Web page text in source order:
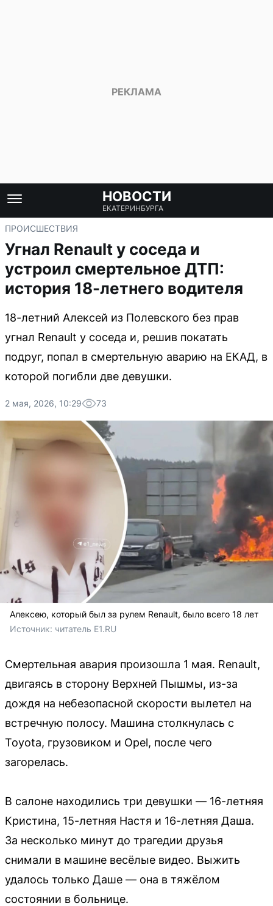
НОВОСТИ
ЕКАТЕРИНБУРГА
ПРОИСШЕСТВИЯ
Угнал Renault у соседа и
устроил смертельное ДТП:
история 18-летнего водителя
18-летний Алексей из Полевского без прав
угнал Renault у соседа и, решив покатать
подруг, попал в смертельную аварию на ЕКАД, в
которой погибли две девушки.
2 мая, 2026, 10:29 73
Алексею, который был за рулем Renault, было всего 18 лет
Источник: читатель E1.RU
Смертельная авария произошла 1 мая. Renault,
двигаясь в сторону Верхней Пышмы, из-за
дождя на небезопасной скорости вылетел на
встречную полосу. Машина столкнулась с
Toyota, грузовиком и Opel, после чего
загорелась.
В салоне находились три девушки — 16-летняя
Кристина, 15-летняя Настя и 16-летняя Даша.
За несколько минут до трагедии друзья
снимали в машине весёлые видео. Выжить
удалось только Даше — она в тяжёлом
состоянии в больнице.